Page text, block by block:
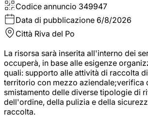
Codice annuncio 349947
Data di pubblicazione 6/8/2026
Città Riva del Po
La risorsa sarà inserita all'interno dei
occuperà, in base alle esigenze
quali: supporto alle attività di raccolta
territorio con mezzo aziendale;verifica
smistamento delle diverse tipologie di
dell'ordine, della pulizia e della
raccolta.